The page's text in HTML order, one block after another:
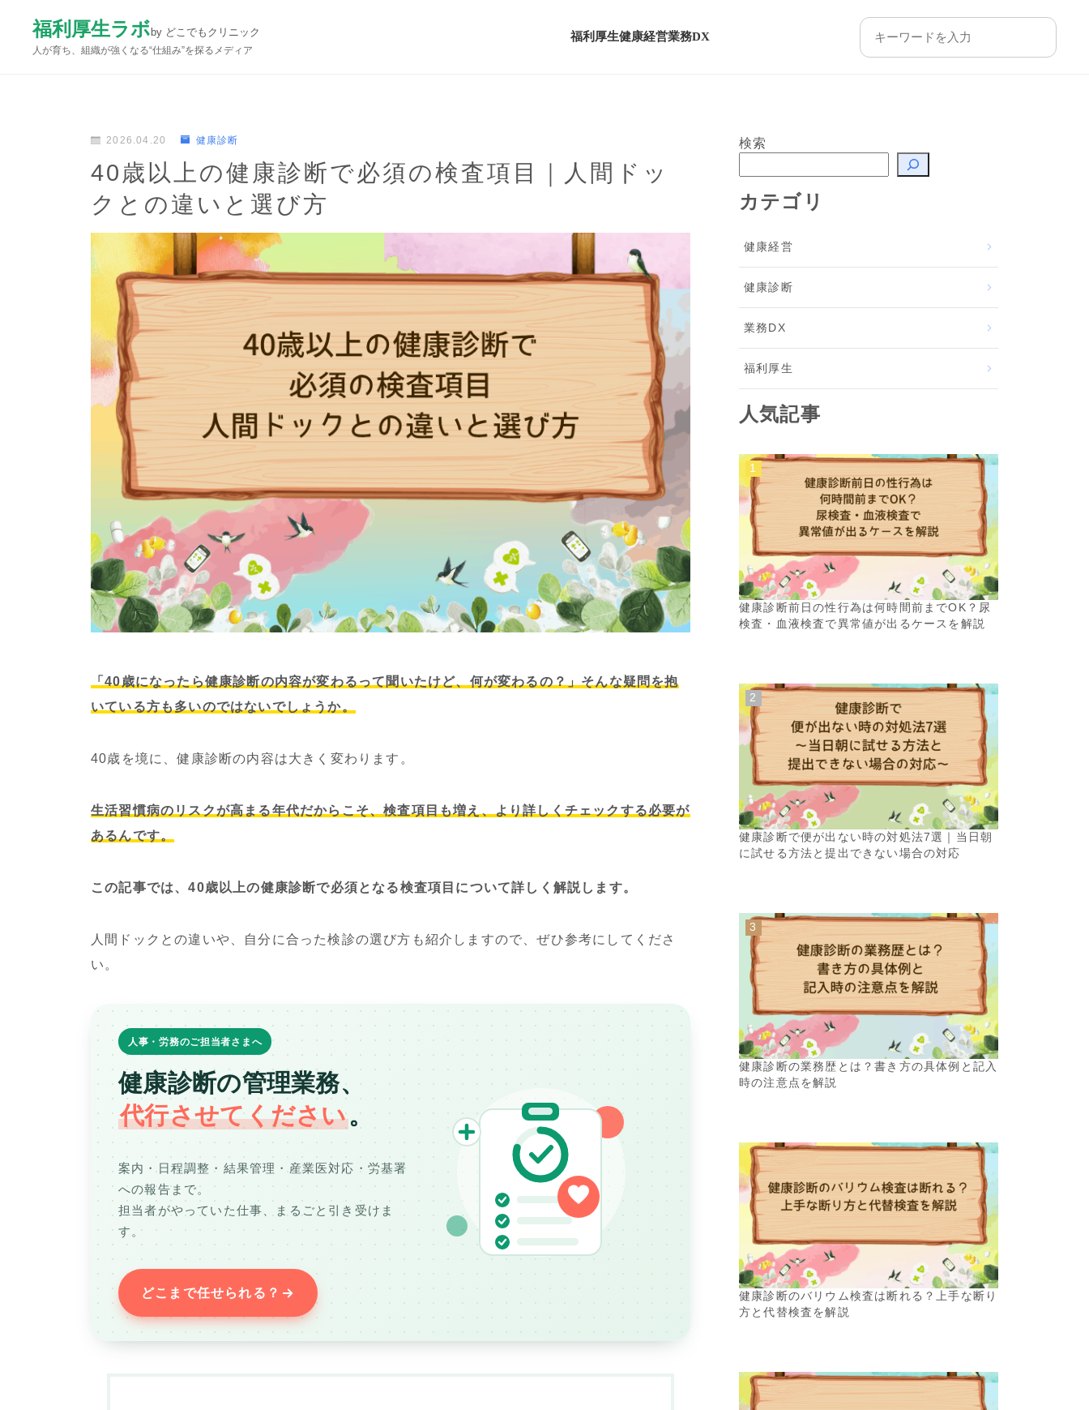
福利厚生ラボ by どこでもクリニック
人が育ち、組織が強くなる“仕組み”を探るメディア
福利厚生健康経営業務DX
2026.04.20 健康診断
40歳以上の健康診断で必須の検査項目｜人間ドッ
クとの違いと選び方
「40歳になったら健康診断の内容が変わるって聞いたけど、何が変わるの？」そんな疑問を抱
いている方も多いのではないでしょうか。
40歳を境に、健康診断の内容は大きく変わります。
生活習慣病のリスクが高まる年代だからこそ、検査項目も増え、より詳しくチェックする必要が
あるんです。
この記事では、40歳以上の健康診断で必須となる検査項目について詳しく解説します。
人間ドックとの違いや、自分に合った検診の選び方も紹介しますので、ぜひ参考にしてくださ
い。
人事・労務のご担当者さまへ
健康診断の管理業務、
代行させてください。
案内・日程調整・結果管理・産業医対応・労基署
への報告まで。
担当者がやっていた仕事、まるごと引き受けま
す。
どこまで任せられる？
検索
カテゴリ
健康経営
健康診断
業務DX
福利厚生
人気記事
健康診断前日の性行為は何時間前までOK？尿
検査・血液検査で異常値が出るケースを解説
健康診断で便が出ない時の対処法7選｜当日朝
に試せる方法と提出できない場合の対応
健康診断の業務歴とは？書き方の具体例と記入
時の注意点を解説
健康診断のバリウム検査は断れる？上手な断り
方と代替検査を解説